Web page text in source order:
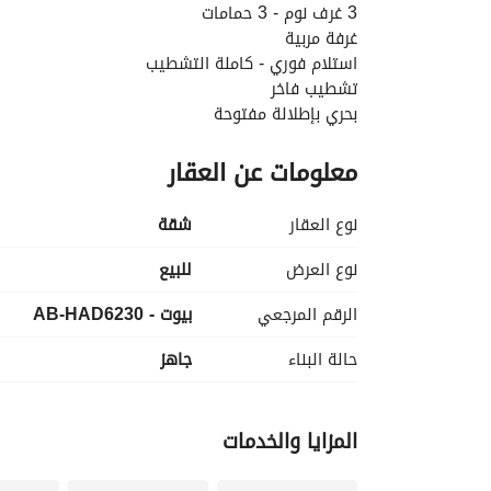
3 غرف نوم - 3 حمامات
غرفة مربية
استلام فوري - كاملة التشطيب
تشطيب فاخر
بحري بإطلالة مفتوحة
AB-HAD
معلومات عن العقار
نوع العقار
شقة
نوع العرض
للبيع
الرقم المرجعي
بيوت - AB-HAD6230
حالة البناء
جاهز
المزايا والخدمات